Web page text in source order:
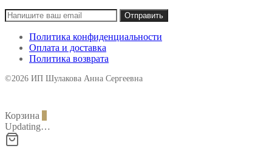
Политика конфиденциальности
Оплата и доставка
Политика возврата
©2026 ИП Шулакова Анна Сергеевна
Корзина
Updating…